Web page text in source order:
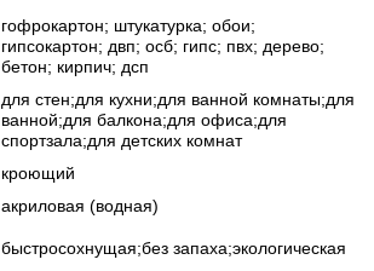
гофрокартон; штукатурка; обои;
гипсокартон; двп; осб; гипс; пвх; дерево;
бетон; кирпич; дсп
для стен;для кухни;для ванной комнаты;для
ванной;для балкона;для офиса;для
спортзала;для детских комнат
кроющий
акриловая (водная)
быстросохнущая;без запаха;экологическая